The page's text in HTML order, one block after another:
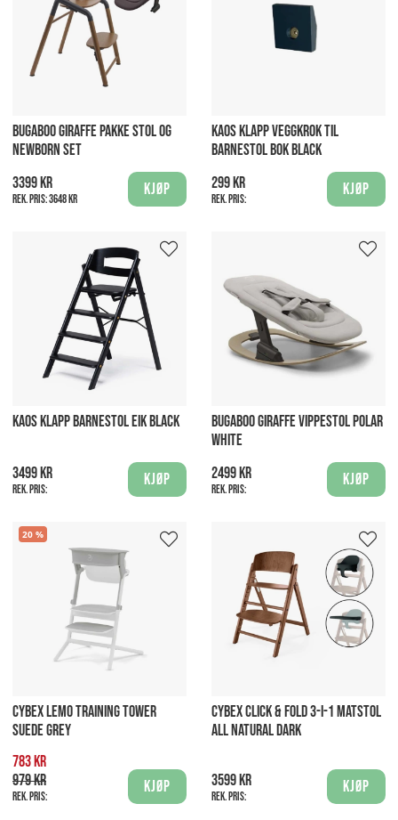
BUGABOO GIRAFFE PAKKE STOL OG
NEWBORN SET
3399 kr
Rek. pris:3648 kr
Kjøp
KAOS KLAPP VEGGKROK TIL
BARNESTOL BOK BLACK
299 kr
Rek. pris:
Kjøp
KAOS KLAPP BARNESTOL EIK BLACK
3499 kr
Rek. pris:
Kjøp
BUGABOO GIRAFFE VIPPESTOL POLAR
WHITE
2499 kr
Rek. pris:
Kjøp
20
CYBEX LEMO TRAINING TOWER
SUEDE GREY
783 kr
979 kr
Rek. pris:
Kjøp
CYBEX CLICK & FOLD 3-I-1 MATSTOL
ALL NATURAL DARK
3599 kr
Rek. pris:
Kjøp